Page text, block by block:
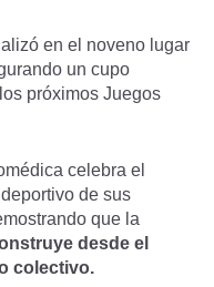
en el noveno lugar
un cupo
próximos Juegos
celebra el
de sus
que la
desde el
colectivo.